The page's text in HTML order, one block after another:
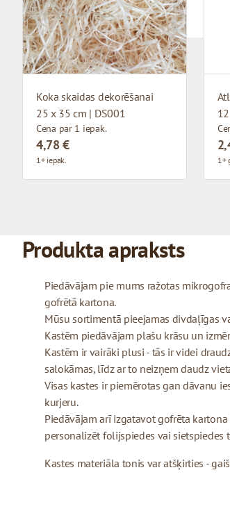
Koka skaidas dekorēšanai
25 x 35 cm | DS001
Cena par 1 iepak.
4,78 €
1+ iepak. 1+
Produkta apraksts
Piedāvājam pie mums ražotas
gofrētā kartona.
Mūsu sortimentā pieejamas divdaļīgas
Kastēm piedāvājam plašu krāsu un
Kastēm ir vairāki plusi - tās ir videi
salokāmas, līdz ar to neizņem daudz
Visas kastes ir piemērotas gan dāvanu
kurjeru.
Piedāvājam arī izgatavot gofrēta
personalizēt folijspiedes vai sietspiedes
Kastes materiāla tonis var atšķirties -